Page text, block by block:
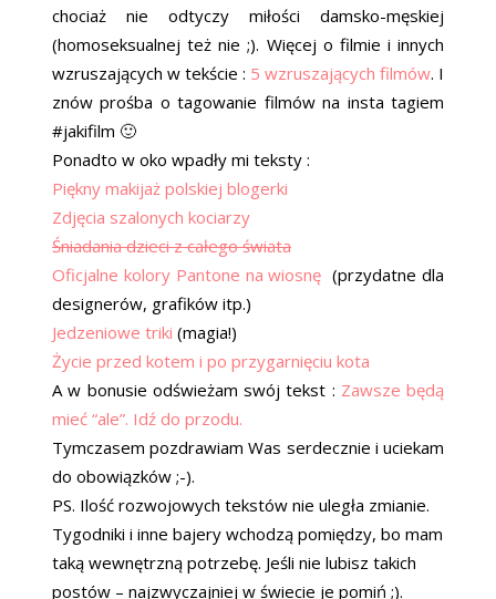
chociaż nie odtyczy miłości damsko-męskiej
(homoseksualnej też nie ;). Więcej o filmie i innych
wzruszających w tekście : 5 wzruszających filmów. I
znów prośba o tagowanie filmów na insta tagiem
#jakifilm 🙂
Ponadto w oko wpadły mi teksty :
Piękny makijaż polskiej blogerki
Zdjęcia szalonych kociarzy
Śniadania dzieci z całego świata
Oficjalne kolory Pantone na wiosnę (przydatne dla
designerów, grafików itp.)
Jedzeniowe triki (magia!)
Życie przed kotem i po przygarnięciu kota
A w bonusie odświeżam swój tekst : Zawsze będą
mieć “ale”. Idź do przodu.
Tymczasem pozdrawiam Was serdecznie i uciekam
do obowiązków ;-).
PS. Ilość rozwojowych tekstów nie uległa zmianie.
Tygodniki i inne bajery wchodzą pomiędzy, bo mam
taką wewnętrzną potrzebę. Jeśli nie lubisz takich
postów – najzwyczajniej w świecie je pomiń ;).